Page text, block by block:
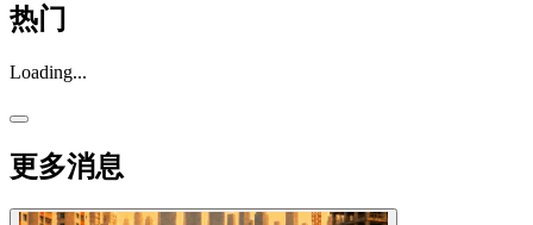
热门
Loading...
更多消息